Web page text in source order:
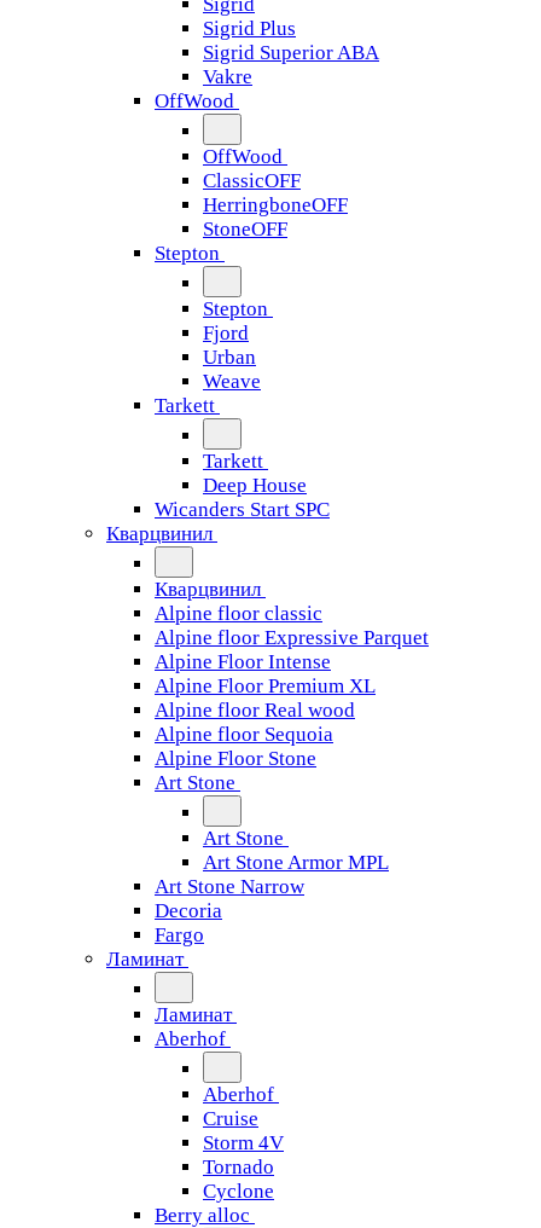
Sigrid Plus
Sigrid Superior ABA
Vakre
OffWood
OffWood
ClassicOFF
HerringboneOFF
StoneOFF
Stepton
Stepton
Fjord
Urban
Weave
Tarkett
Tarkett
Deep House
Wicanders Start SPC
Кварцвинил
Кварцвинил
Alpine floor classic
Alpine floor Expressive Parquet
Alpine Floor Intense
Alpine Floor Premium XL
Alpine floor Real wood
Alpine floor Sequoia
Alpine Floor Stone
Art Stone
Art Stone
Art Stone Armor MPL
Art Stone Narrow
Decoria
Fargo
Ламинат
Ламинат
Aberhof
Aberhof
Cruise
Storm 4V
Tornado
Сyclone
Berry alloc